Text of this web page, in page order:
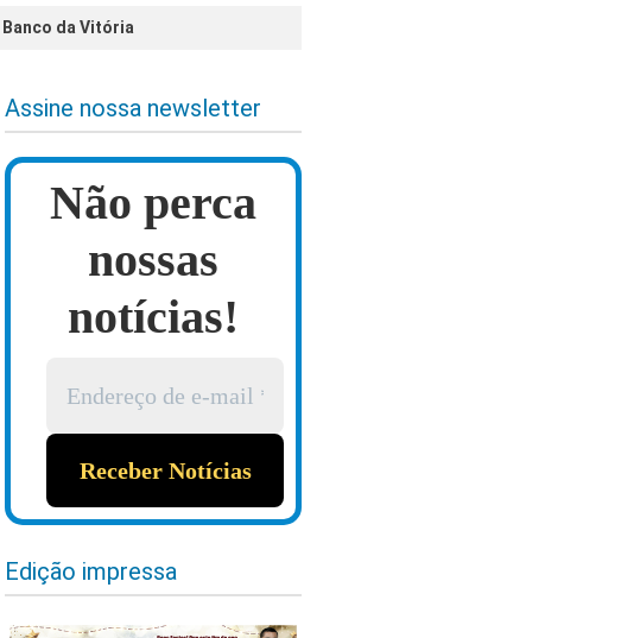
da Vitória
Assine nossa newsletter
Não perca
nossas
notícias!
Edição impressa